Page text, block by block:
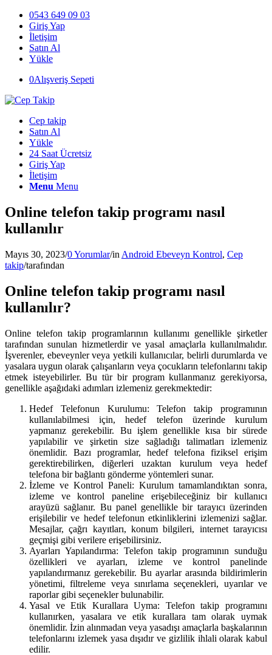
0543 649 09 03
Giriş Yap
İletişim
Satın Al
Yükle
0Alışveriş Sepeti
Cep takip
Satın Al
Yükle
24 Saat Ücretsiz
Giriş Yap
İletişim
Menu Menu
Online telefon takip programı nasıl
kullanılır
Mayıs 30, 2023/0 Yorumlar/in Android Ebeveyn Kontrol, Cep
takip/tarafından
Online telefon takip programı nasıl
kullanılır?
Online telefon takip programlarının kullanımı genellikle şirketler
tarafından sunulan hizmetlerdir ve yasal amaçlarla kullanılmalıdır.
İşverenler, ebeveynler veya yetkili kullanıcılar, belirli durumlarda ve
yasalara uygun olarak çalışanların veya çocukların telefonlarını takip
etmek isteyebilirler. Bu tür bir program kullanmanız gerekiyorsa,
genellikle aşağıdaki adımları izlemeniz gerekmektedir:
Hedef Telefonun Kurulumu: Telefon takip programının
kullanılabilmesi için, hedef telefon üzerinde kurulum
yapmanız gerekebilir. Bu işlem genellikle kısa bir sürede
yapılabilir ve şirketin size sağladığı talimatları izlemeniz
önemlidir. Bazı programlar, hedef telefona fiziksel erişim
gerektirebilirken, diğerleri uzaktan kurulum veya hedef
telefona bir bağlantı gönderme yöntemleri sunar.
İzleme ve Kontrol Paneli: Kurulum tamamlandıktan sonra,
izleme ve kontrol paneline erişebileceğiniz bir kullanıcı
arayüzü sağlanır. Bu panel genellikle bir tarayıcı üzerinden
erişilebilir ve hedef telefonun etkinliklerini izlemenizi sağlar.
Mesajlar, çağrı kayıtları, konum bilgileri, internet tarayıcısı
geçmişi gibi verilere erişebilirsiniz.
Ayarları Yapılandırma: Telefon takip programının sunduğu
özellikleri ve ayarları, izleme ve kontrol panelinde
yapılandırmanız gerekebilir. Bu ayarlar arasında bildirimlerin
yönetimi, filtreleme veya sınırlama seçenekleri, uyarılar ve
raporlar gibi seçenekler bulunabilir.
Yasal ve Etik Kurallara Uyma: Telefon takip programını
kullanırken, yasalara ve etik kurallara tam olarak uymak
önemlidir. İzin alınmadan veya yasadışı amaçlarla başkalarının
telefonlarını izlemek yasa dışıdır ve gizlilik ihlali olarak kabul
edilir.